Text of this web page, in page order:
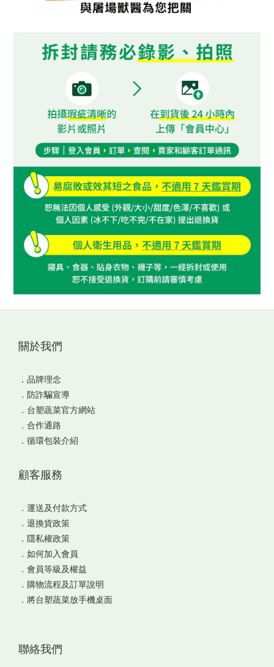
關於我們
． 品牌理念
． 防詐騙宣導
． 台塑蔬菜官方網站
． 合作通路
． 循環包裝介紹
顧客服務
． 運送及付款方式
． 退換貨政策
． 隱私權政策
． 如何加入會員
． 會員等級及權益
． 購物流程及訂單說明
． 將台塑蔬菜放手機桌面
聯絡我們